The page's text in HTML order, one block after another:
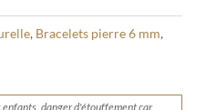
, Bracelets pierre 6 mm,
enfants, danger d'étouffement car